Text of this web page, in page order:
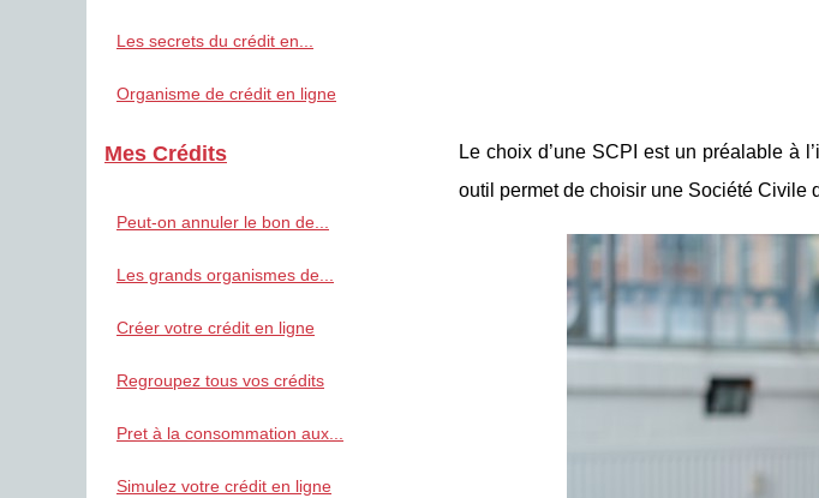
Le choix d’une SCPI est un préalable à
outil permet de choisir une Société Civile
Les secrets du crédit en...
Organisme de crédit en ligne
Mes Crédits
Peut-on annuler le bon de...
Les grands organismes de...
Créer votre crédit en ligne
Regroupez tous vos crédits
Pret à la consommation aux...
Simulez votre crédit en ligne